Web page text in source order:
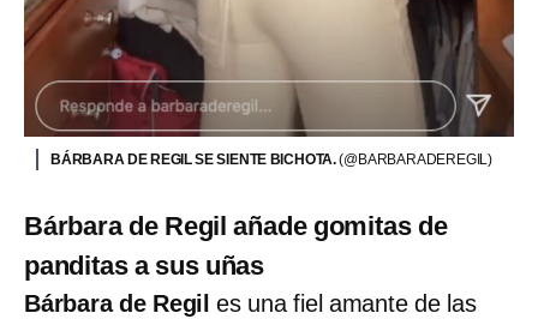
BÁRBARA DE REGIL SE SIENTE BICHOTA.(@BARBARADEREGIL)
Bárbara de Regil añade gomitas de
panditas a sus uñas
Bárbara de Regiles una fiel amante de las